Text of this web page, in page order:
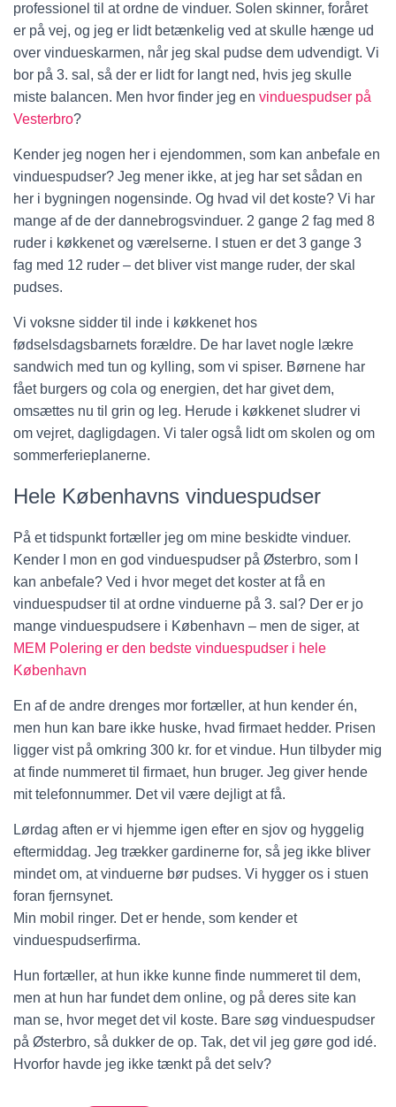
professionel til at ordne de vinduer. Solen skinner, foråret
er på vej, og jeg er lidt betænkelig ved at skulle hænge ud
over vindueskarmen, når jeg skal pudse dem udvendigt. Vi
bor på 3. sal, så der er lidt for langt ned, hvis jeg skulle
miste balancen. Men hvor finder jeg en vinduespudser på
Vesterbro?
Kender jeg nogen her i ejendommen, som kan anbefale en
vinduespudser? Jeg mener ikke, at jeg har set sådan en
her i bygningen nogensinde. Og hvad vil det koste? Vi har
mange af de der dannebrogsvinduer. 2 gange 2 fag med 8
ruder i køkkenet og værelserne. I stuen er det 3 gange 3
fag med 12 ruder – det bliver vist mange ruder, der skal
pudses.
Vi voksne sidder til inde i køkkenet hos
fødselsdagsbarnets forældre. De har lavet nogle lækre
sandwich med tun og kylling, som vi spiser. Børnene har
fået burgers og cola og energien, det har givet dem,
omsættes nu til grin og leg. Herude i køkkenet sludrer vi
om vejret, dagligdagen. Vi taler også lidt om skolen og om
sommerferieplanerne.
Hele Københavns vinduespudser
På et tidspunkt fortæller jeg om mine beskidte vinduer.
Kender I mon en god vinduespudser på Østerbro, som I
kan anbefale? Ved i hvor meget det koster at få en
vinduespudser til at ordne vinduerne på 3. sal? Der er jo
mange vinduespudsere i København – men de siger, at
MEM Polering er den bedste vinduespudser i hele
København
En af de andre drenges mor fortæller, at hun kender én,
men hun kan bare ikke huske, hvad firmaet hedder. Prisen
ligger vist på omkring 300 kr. for et vindue. Hun tilbyder mig
at finde nummeret til firmaet, hun bruger. Jeg giver hende
mit telefonnummer. Det vil være dejligt at få.
Lørdag aften er vi hjemme igen efter en sjov og hyggelig
eftermiddag. Jeg trækker gardinerne for, så jeg ikke bliver
mindet om, at vinduerne bør pudses. Vi hygger os i stuen
foran fjernsynet.
Min mobil ringer. Det er hende, som kender et
vinduespudserfirma.
Hun fortæller, at hun ikke kunne finde nummeret til dem,
men at hun har fundet dem online, og på deres site kan
man se, hvor meget det vil koste. Bare søg vinduespudser
på Østerbro, så dukker de op. Tak, det vil jeg gøre god idé.
Hvorfor havde jeg ikke tænkt på det selv?